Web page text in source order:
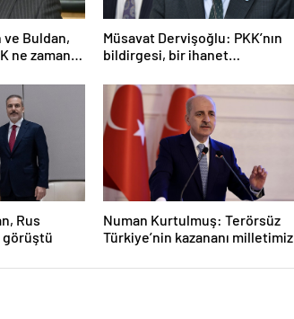
ve Buldan,
ne zaman
Müsavat Dervişoğlu: PKK’nın
bildirgesi, bir ihanet
Rus
görüştü
Numan Kurtulmuş: Terörsüz
Türkiye’nin kazananı milletimiz